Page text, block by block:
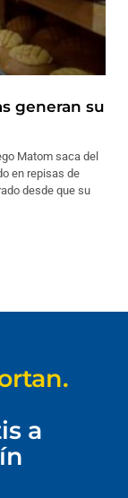
generan su
Matom saca del
en repisas de
desde que su
a